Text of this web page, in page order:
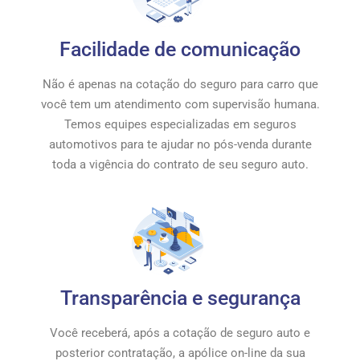
Facilidade de comunicação
Não é apenas na cotação do seguro para carro que
você tem um atendimento com supervisão humana.
Temos equipes especializadas em seguros
automotivos para te ajudar no pós-venda durante
toda a vigência do contrato de seu seguro auto.
Transparência e segurança
Você receberá, após a cotação de seguro auto e
posterior contratação, a apólice on-line da sua